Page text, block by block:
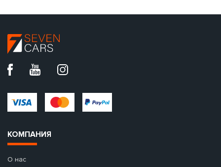
КОМПАНИЯ
О нас